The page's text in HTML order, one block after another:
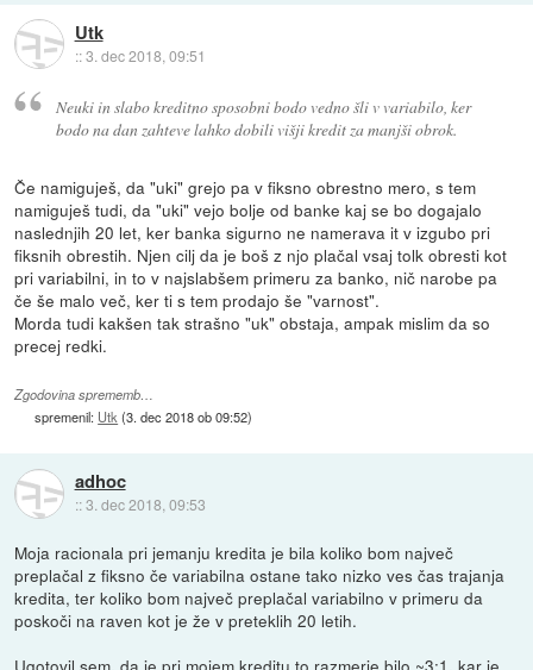
Utk
::3. dec 2018, 09:51
Neuki in slabo kreditno sposobni bodo vedno šli v variabilo, ker
bodo na dan zahteve lahko dobili višji kredit za manjši obrok.
Če namiguješ, da "uki" grejo pa v fiksno obrestno mero, s tem
namiguješ tudi, da "uki" vejo bolje od banke kaj se bo dogajalo
naslednjih 20 let, ker banka sigurno ne namerava it v izgubo pri
fiksnih obrestih. Njen cilj da je boš z njo plačal vsaj tolk obresti kot
pri variabilni, in to v najslabšem primeru za banko, nič narobe pa
če še malo več, ker ti s tem prodajo še "varnost".
Morda tudi kakšen tak strašno "uk" obstaja, ampak mislim da so
precej redki.
Zgodovina sprememb…
spremenil: Utk (3. dec 2018 ob 09:52)
adhoc
::3. dec 2018, 09:53
Moja racionala pri jemanju kredita je bila koliko bom največ
preplačal z fiksno če variabilna ostane tako nizko ves čas trajanja
kredita, ter koliko bom največ preplačal variabilno v primeru da
poskoči na raven kot je že v preteklih 20 letih.
Ugotovil sem, da je pri mojem kreditu to razmerje bilo ~3:1, kar je